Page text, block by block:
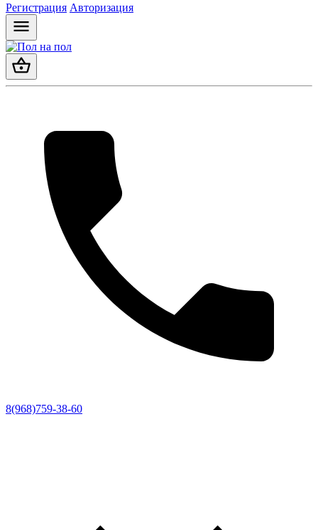
Регистрация Авторизация
8(968)759-38-60